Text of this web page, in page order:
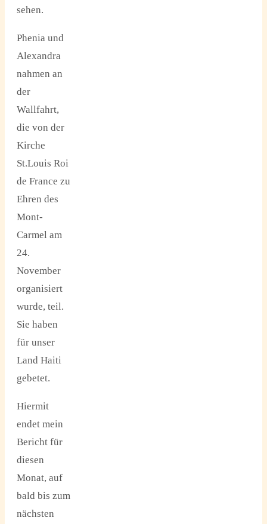
sehen.
Phenia und
Alexandra
nahmen an
der
Wallfahrt,
die von der
Kirche
St.Louis Roi
de France zu
Ehren des
Mont-
Carmel am
24.
November
organisiert
wurde, teil.
Sie haben
für unser
Land Haiti
gebetet.
Hiermit
endet mein
Bericht für
diesen
Monat, auf
bald bis zum
nächsten